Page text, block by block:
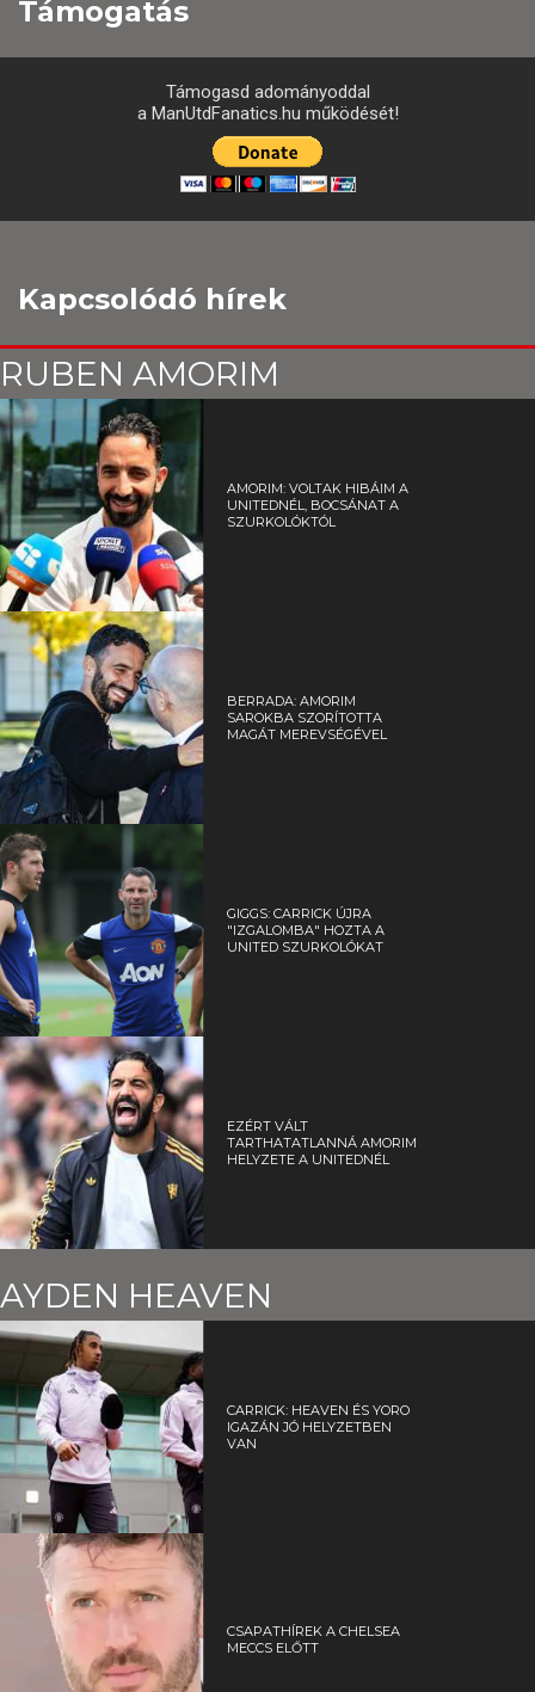
Támogatás
Támogasd adományoddal
a ManUtdFanatics.hu működését!
Kapcsolódó hírek
RUBEN AMORIM
AMORIM: VOLTAK HIBÁIM A
UNITEDNÉL, BOCSÁNAT A
SZURKOLÓKTÓL
BERRADA: AMORIM
SAROKBA SZORÍTOTTA
MAGÁT MEREVSÉGÉVEL
GIGGS: CARRICK ÚJRA
"IZGALOMBA" HOZTA A
UNITED SZURKOLÓKAT
EZÉRT VÁLT
TARTHATATLANNÁ AMORIM
HELYZETE A UNITEDNÉL
AYDEN HEAVEN
CARRICK: HEAVEN ÉS YORO
IGAZÁN JÓ HELYZETBEN
VAN
CSAPATHÍREK A CHELSEA
MECCS ELŐTT